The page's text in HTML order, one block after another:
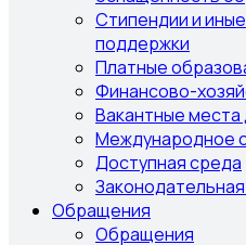
Стипендии и
поддержки
Платные
Финансово-
Вакантные
Международное
Доступная среда
Обращения
Обращения